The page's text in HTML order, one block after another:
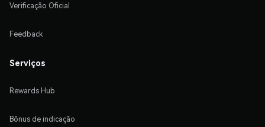
Verificação Oficial
Feedback
Serviços
Rewards Hub
Bônus de indicação